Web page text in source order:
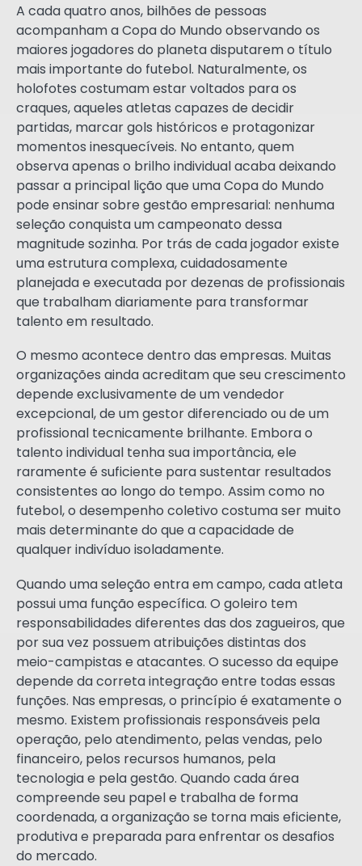
A cada quatro anos, bilhões de pessoas
acompanham a Copa do Mundo observando os
maiores jogadores do planeta disputarem o título
mais importante do futebol. Naturalmente, os
holofotes costumam estar voltados para os
craques, aqueles atletas capazes de decidir
partidas, marcar gols históricos e protagonizar
momentos inesquecíveis. No entanto, quem
observa apenas o brilho individual acaba deixando
passar a principal lição que uma Copa do Mundo
pode ensinar sobre gestão empresarial: nenhuma
seleção conquista um campeonato dessa
magnitude sozinha. Por trás de cada jogador existe
uma estrutura complexa, cuidadosamente
planejada e executada por dezenas de profissionais
que trabalham diariamente para transformar
talento em resultado.
O mesmo acontece dentro das empresas. Muitas
organizações ainda acreditam que seu crescimento
depende exclusivamente de um vendedor
excepcional, de um gestor diferenciado ou de um
profissional tecnicamente brilhante. Embora o
talento individual tenha sua importância, ele
raramente é suficiente para sustentar resultados
consistentes ao longo do tempo. Assim como no
futebol, o desempenho coletivo costuma ser muito
mais determinante do que a capacidade de
qualquer indivíduo isoladamente.
Quando uma seleção entra em campo, cada atleta
possui uma função específica. O goleiro tem
responsabilidades diferentes das dos zagueiros, que
por sua vez possuem atribuições distintas dos
meio-campistas e atacantes. O sucesso da equipe
depende da correta integração entre todas essas
funções. Nas empresas, o princípio é exatamente o
mesmo. Existem profissionais responsáveis pela
operação, pelo atendimento, pelas vendas, pelo
financeiro, pelos recursos humanos, pela
tecnologia e pela gestão. Quando cada área
compreende seu papel e trabalha de forma
coordenada, a organização se torna mais eficiente,
produtiva e preparada para enfrentar os desafios
do mercado.